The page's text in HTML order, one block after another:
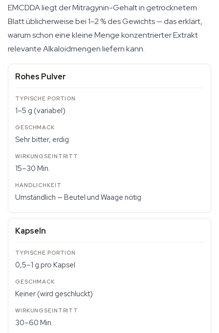
EMCDDA liegt der Mitragynin-Gehalt in getrocknetem
Blatt üblicherweise bei 1–2 % des Gewichts — das erklärt,
warum schon eine kleine Menge konzentrierter Extrakt
relevante Alkaloidmengen liefern kann.
Rohes Pulver
1–5 g (variabel)
Sehr bitter, erdig
15–30 Min.
Umständlich — Beutel und Waage nötig
Kapseln
0,5–1 g pro Kapsel
Keiner (wird geschluckt)
30–60 Min.